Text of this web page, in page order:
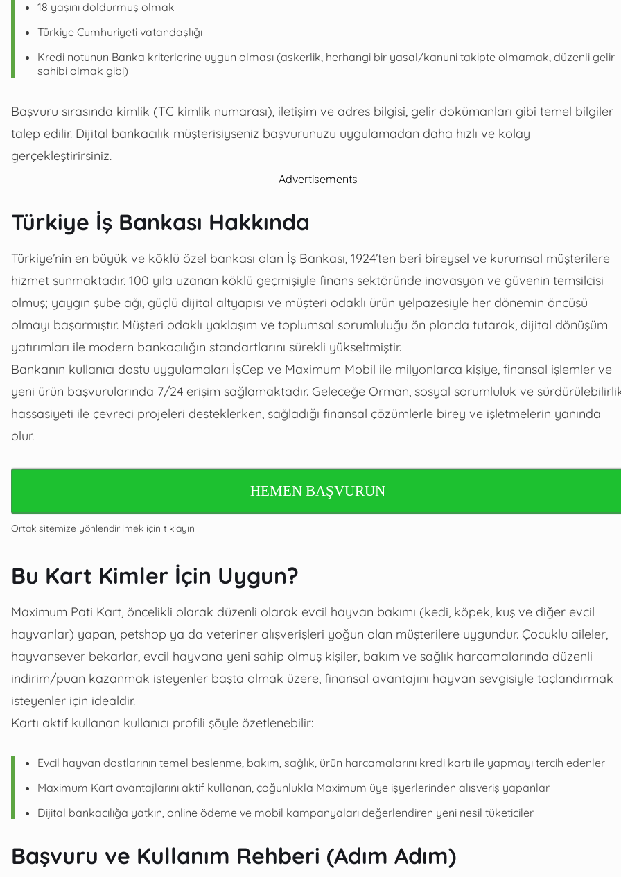
18 yaşını doldurmuş olmak
Türkiye Cumhuriyeti vatandaşlığı
Kredi notunun Banka kriterlerine uygun olması (askerlik, herhangi bir yasal/kanuni takipte olmamak, düzenli gelir
sahibi olmak gibi)
Başvuru sırasında kimlik (TC kimlik numarası), iletişim ve adres bilgisi, gelir dokümanları gibi temel bilgiler
talep edilir. Dijital bankacılık müşterisiyseniz başvurunuzu uygulamadan daha hızlı ve kolay
gerçekleştirirsiniz.
Advertisements
Türkiye İş Bankası Hakkında
Türkiye’nin en büyük ve köklü özel bankası olan İş Bankası, 1924’ten beri bireysel ve kurumsal müşterilere
hizmet sunmaktadır. 100 yıla uzanan köklü geçmişiyle finans sektöründe inovasyon ve güvenin temsilcisi
olmuş; yaygın şube ağı, güçlü dijital altyapısı ve müşteri odaklı ürün yelpazesiyle her dönemin öncüsü
olmayı başarmıştır. Müşteri odaklı yaklaşım ve toplumsal sorumluluğu ön planda tutarak, dijital dönüşüm
yatırımları ile modern bankacılığın standartlarını sürekli yükseltmiştir.
Bankanın kullanıcı dostu uygulamaları İşCep ve Maximum Mobil ile milyonlarca kişiye, finansal işlemler ve
yeni ürün başvurularında 7/24 erişim sağlamaktadır. Geleceğe Orman, sosyal sorumluluk ve
hassasiyeti ile çevreci projeleri desteklerken, sağladığı finansal çözümlerle birey ve işletmelerin yanında
olur.
HEMEN BAŞVURUN
Ortak sitemize yönlendirilmek için tıklayın
Bu Kart Kimler İçin Uygun?
Maximum Pati Kart, öncelikli olarak düzenli olarak evcil hayvan bakımı (kedi, köpek, kuş ve diğer evcil
hayvanlar) yapan, petshop ya da veteriner alışverişleri yoğun olan müşterilere uygundur. Çocuklu aileler,
hayvansever bekarlar, evcil hayvana yeni sahip olmuş kişiler, bakım ve sağlık harcamalarında düzenli
indirim/puan kazanmak isteyenler başta olmak üzere, finansal avantajını hayvan sevgisiyle taçlandırmak
isteyenler için idealdir.
Kartı aktif kullanan kullanıcı profili şöyle özetlenebilir:
Evcil hayvan dostlarının temel beslenme, bakım, sağlık, ürün harcamalarını kredi kartı ile yapmayı tercih edenler
Maximum Kart avantajlarını aktif kullanan, çoğunlukla Maximum üye işyerlerinden alışveriş yapanlar
Dijital bankacılığa yatkın, online ödeme ve mobil kampanyaları değerlendiren yeni nesil tüketiciler
Başvuru ve Kullanım Rehberi (Adım Adım)